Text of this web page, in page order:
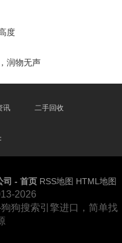
度
润物无声
讯 二手回收
司 - 首页 RSS地图 HTML地图
2026
狗搜索引擎进口，简单找